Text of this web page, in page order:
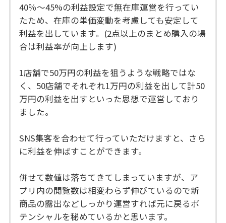
40％～45%の利益設定で無在庫運営を行ってい
たため、在庫の単価変動を考慮しても安定して
利益を出しています。(2点以上のまとめ購入の場
合は利益率が向上します)
1店舗で50万円の利益を狙うような戦略ではな
く、50店舗でそれぞれ1万円の利益を出して計50
万円の利益を出すといった思想で運営しており
ました。
SNS集客を合わせて行っていただけますと、さら
に利益を伸ばすことができます。
併せて数値は落ちてきてしまっていますが、ア
プリ内の閲覧数は相変わらず伸びているので新
商品の露出などしっかり運営すれば元に戻るポ
テンシャルを秘めているかと思います。